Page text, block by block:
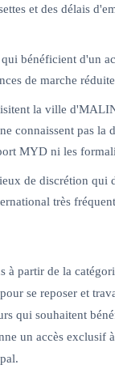
et des délais
bénéficient d'un
de marche
la ville
connaissent pas la
MYD ni les
de discrétion qui
très
à partir de la
se reposer et
qui souhaitent
un accès exclusif